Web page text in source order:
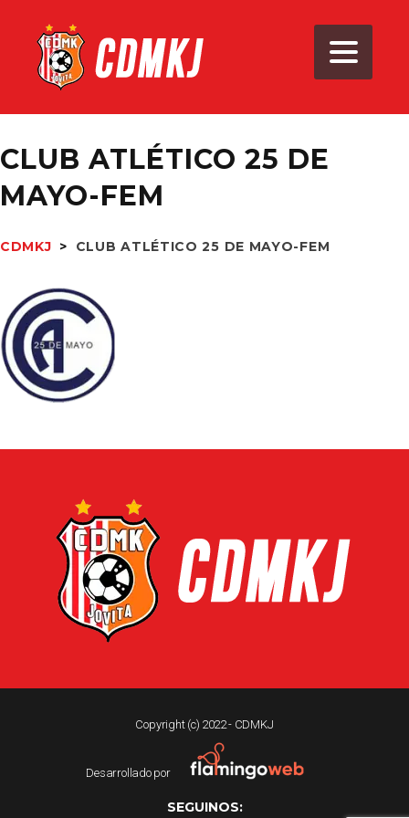
CLUB ATLÉTICO 25 DE
MAYO-FEM
CDMKJ > CLUB ATLÉTICO 25 DE MAYO-FEM
Copyright (c) 2022 - CDMKJ
Desarrollado por
SEGUINOS: